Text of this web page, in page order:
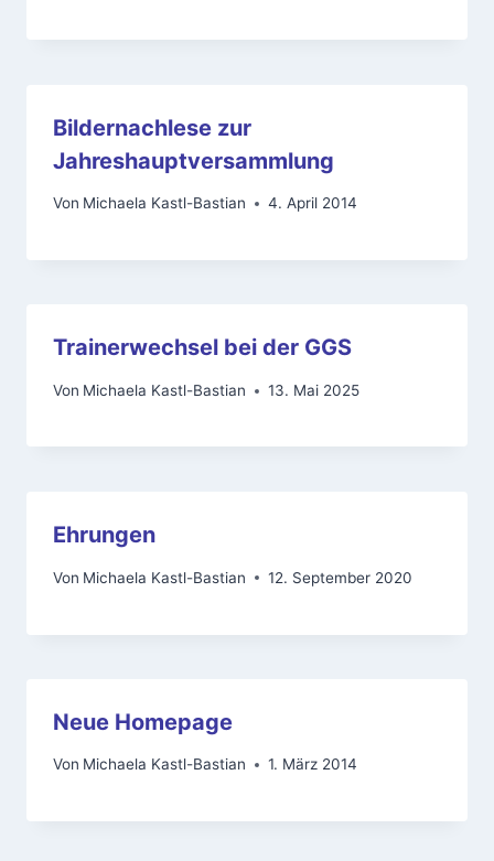
Bildernachlese zur
Jahreshauptversammlung
Von Michaela Kastl-Bastian 4. April 2014
Trainerwechsel bei der GGS
Von Michaela Kastl-Bastian 13. Mai 2025
Ehrungen
Von Michaela Kastl-Bastian 12. September 2020
Neue Homepage
Von Michaela Kastl-Bastian 1. März 2014